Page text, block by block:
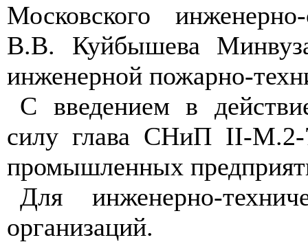
Московского
В.В. Куйбышева
инженерной пожарно-
С введением в
силу глава СНиП II-М.2-
промышленных
Для инженерно-
организаций.